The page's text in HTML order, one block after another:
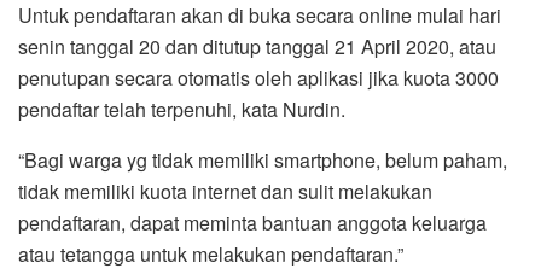
Untuk pendaftaran akan di buka secara online mulai hari
senin tanggal 20 dan ditutup tanggal 21 April 2020, atau
penutupan secara otomatis oleh aplikasi jika kuota 3000
pendaftar telah terpenuhi, kata Nurdin.
“Bagi warga yg tidak memiliki smartphone, belum paham,
tidak memiliki kuota internet dan sulit melakukan
pendaftaran, dapat meminta bantuan anggota keluarga
atau tetangga untuk melakukan pendaftaran.”